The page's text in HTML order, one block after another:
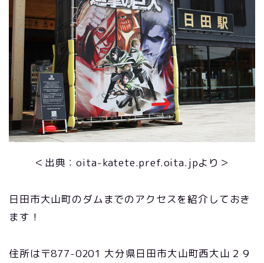
＜出典：oita-katete.pref.oita.jpより＞
日田市大山町のダムまでのアクセスを紹介しておき
ます！
住所は〒877-0201 大分県日田市大山町西大山２９